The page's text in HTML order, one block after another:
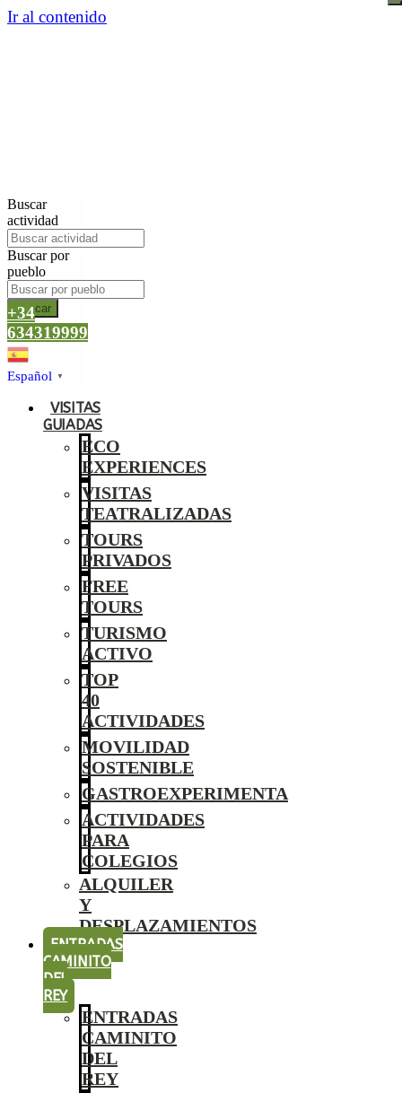
Ir al contenido
Buscar
actividad
Buscar por
pueblo
Buscar
+34
634319999
Español ▼
VISITAS
GUIADAS
ECO
EXPERIENCES
VISITAS
TEATRALIZADAS
TOURS
PRIVADOS
FREE
TOURS
TURISMO
ACTIVO
TOP
40
ACTIVIDADES
MOVILIDAD
SOSTENIBLE
GASTROEXPERIMENTA
ACTIVIDADES
PARA
COLEGIOS
ALQUILER
Y
DESPLAZAMIENTOS
ENTRADAS
CAMINITO
DEL
REY
ENTRADAS
CAMINITO
DEL
REY